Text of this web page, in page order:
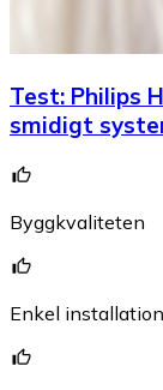
Test: Philips
smidigt
Byggkvaliteten
Enkel installation